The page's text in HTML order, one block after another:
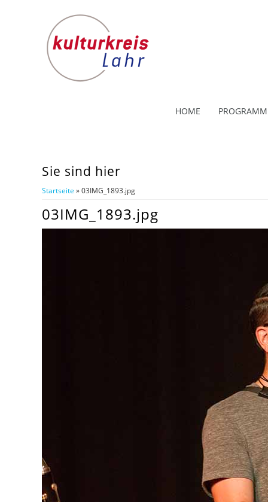
HOME PROGRAMM
Sie sind hier
Startseite » 03IMG_1893.jpg
03IMG_1893.jpg